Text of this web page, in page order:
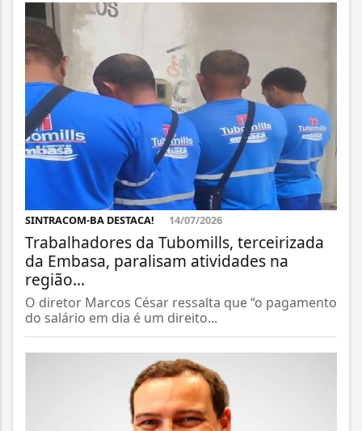
SINTRACOM-BA DESTACA! 14/07/2026
Trabalhadores da Tubomills, terceirizada
da Embasa, paralisam atividades na
região...
O diretor Marcos César ressalta que “o pagamento
do salário em dia é um direito...